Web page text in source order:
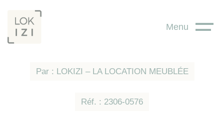
Menu
Réf. : 2306-0576
Par : LOKIZI – LA LOCATION MEUBLÉE